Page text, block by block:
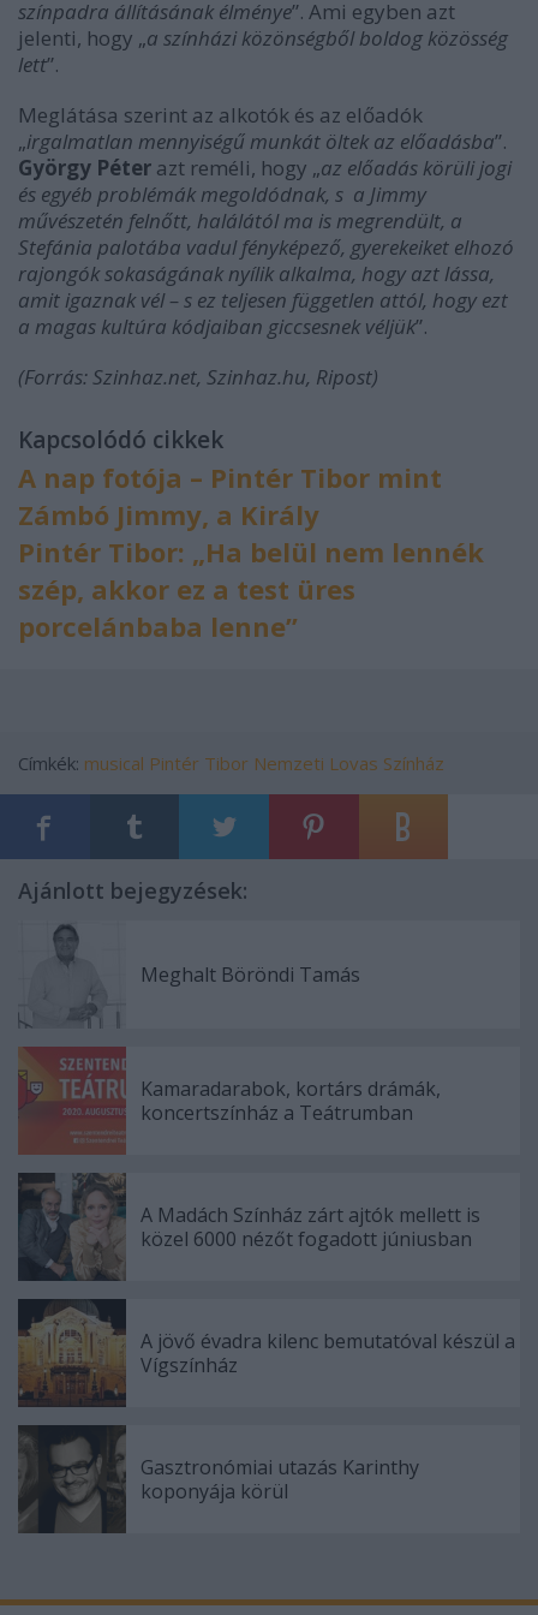
színpadra állításának élménye”. Ami egyben azt
jelenti, hogy „a színházi közönségből boldog közösség
lett”.
Meglátása szerint az alkotók és az előadók
„irgalmatlan mennyiségű munkát öltek az előadásba”.
György Péter azt reméli, hogy „az előadás körüli jogi
és egyéb problémák megoldódnak, s a Jimmy
művészetén felnőtt, halálától ma is megrendült, a
Stefánia palotába vadul fényképező, gyerekeiket elhozó
rajongók sokaságának nyílik alkalma, hogy azt lássa,
amit igaznak vél – s ez teljesen független attól, hogy ezt
a magas kultúra kódjaiban giccsesnek véljük”.
(Forrás: Szinhaz.net, Szinhaz.hu, Ripost)
Kapcsolódó cikkek
A nap fotója – Pintér Tibor mint
Zámbó Jimmy, a Király
Pintér Tibor: „Ha belül nem lennék
szép, akkor ez a test üres
porcelánbaba lenne”
Címkék: musical Pintér Tibor Nemzeti Lovas Színház
Ajánlott bejegyzések:
Meghalt Böröndi Tamás
Kamaradarabok, kortárs drámák,
koncertszínház a Teátrumban
A Madách Színház zárt ajtók mellett is
közel 6000 nézőt fogadott júniusban
A jövő évadra kilenc bemutatóval készül a
Vígszínház
Gasztronómiai utazás Karinthy
koponyája körül